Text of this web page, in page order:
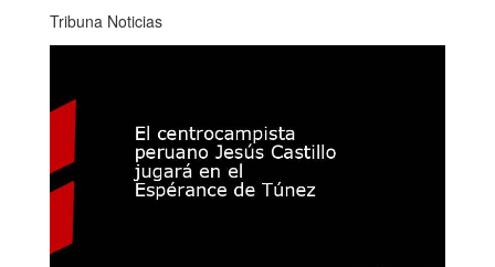
Tribuna Noticias